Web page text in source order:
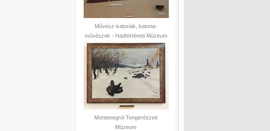
Művész-katonák, katona-
művészek - Hadtörténeti Múzeum
Montenegrói Tengerészeti
Múzeum